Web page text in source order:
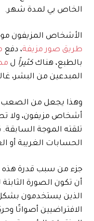
الخاص بي لمدة شهر.
الأشخاص المزيفون
طريق صور مزيفة، دفع
بالطبع، هناككثيراً ل
المبدعين من البشر،
وهذا يجعل من الصعب
أشخاص مزيفون، ولا
تلقته الموجة السابقة.
الحسابات الغريبة أو
جزء من سبب قدرة هذه
أن تكون الصورة
الذين يستخدمون بشكل
الافتراضيين أصواتًا